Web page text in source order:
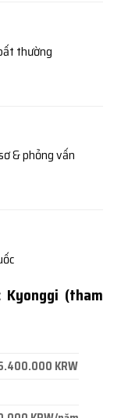
thường
& phỏng vấn
(tham
KRW